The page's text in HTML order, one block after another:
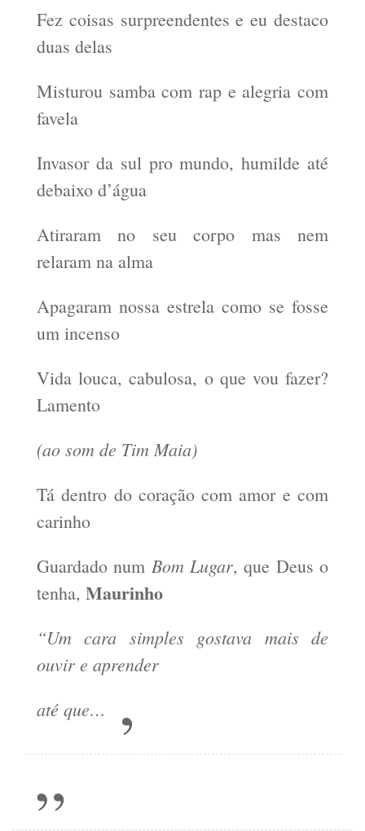
Fez coisas surpreendentes e eu destaco
duas delas
Misturou samba com rap e alegria com
favela
Invasor da sul pro mundo, humilde até
debaixo d’água
Atiraram no seu corpo mas nem
relaram na alma
Apagaram nossa estrela como se fosse
um incenso
Vida louca, cabulosa, o que vou fazer?
Lamento
(ao som de Tim Maia)
Tá dentro do coração com amor e com
carinho
Guardado num Bom Lugar, que Deus o
tenha, Maurinho
“Um cara simples gostava mais de
ouvir e aprender
até que…